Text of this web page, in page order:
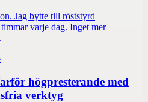
Jag bytte till röststyrd
varje dag. Inget mer
högpresterande med
verktyg